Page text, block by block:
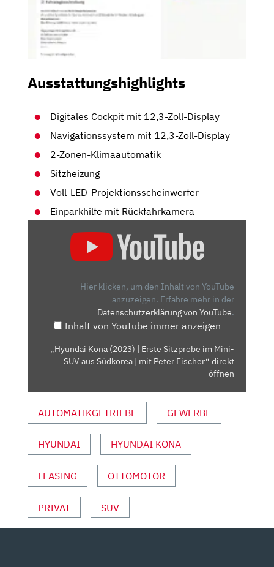
Ausstattungshighlights
Digitales Cockpit mit 12,3-Zoll-Display
Navigationssystem mit 12,3-Zoll-Display
2-Zonen-Klimaautomatik
Sitzheizung
Voll-LED-Projektionsscheinwerfer
Einparkhilfe mit Rückfahrkamera
MIT
PETER
FISCHER“
VON
ANZEIGEN
Hier klicken, um den Inhalt von YouTube
anzuzeigen. Erfahre mehr in der
Datenschutzerklärung von YouTube.
Inhalt von YouTube immer anzeigen
„Hyundai Kona (2023) | Erste Sitzprobe im Mini-
SUV aus Südkorea | mit Peter Fischer“ direkt
öffnen
AUTOMATIKGETRIEBE GEWERBE
HYUNDAI HYUNDAI KONA
LEASING OTTOMOTOR
PRIVAT SUV